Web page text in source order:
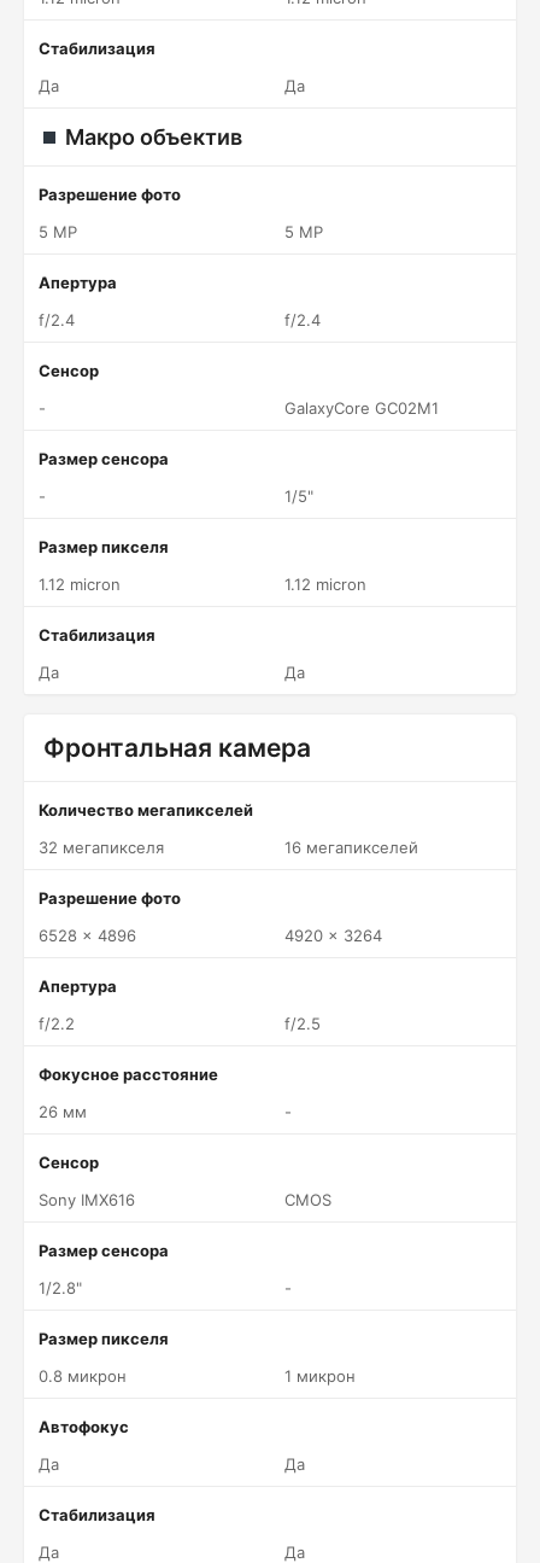
Стабилизация
Да
Да
Макро объектив
Разрешение фото
5 MP
5 MP
Апертура
f/2.4
f/2.4
Сенсор
-
GalaxyCore GC02M1
Размер сенсора
-
1/5"
Размер пикселя
1.12 micron
1.12 micron
Стабилизация
Да
Да
Фронтальная камера
Количество мегапикселей
32 мегапикселя
16 мегапикселей
Разрешение фото
6528 x 4896
4920 x 3264
Апертура
f/2.2
f/2.5
Фокусное расстояние
26 мм
-
Сенсор
Sony IMX616
CMOS
Размер сенсора
1/2.8"
-
Размер пикселя
0.8 микрон
1 микрон
Автофокус
Да
Да
Стабилизация
Да
Да